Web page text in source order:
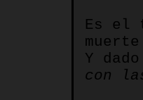
Es el
Y
con